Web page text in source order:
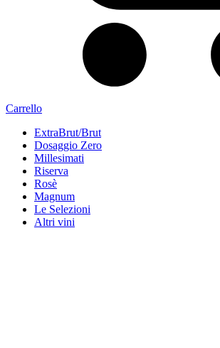
Carrello
ExtraBrut/Brut
Dosaggio Zero
Millesimati
Riserva
Rosè
Magnum
Le Selezioni
Altri vini